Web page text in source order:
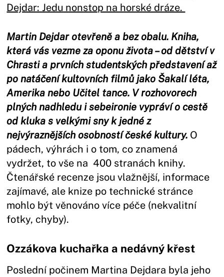
Dejdar: Jedu nonstop na horské dráze.
Martin Dejdar otevřeně a bez obalu. Kniha,
která vás vezme za oponu života – od dětství v
Chrasti a prvních studentských představení až
po natáčení kultovních filmů jako Šakalí léta,
Amerika nebo Učitel tance. V rozhovorech
plných nadhledu i sebeironie vypráví o cestě
od kluka s velkými sny k jedné z
nejvýraznějších osobností české kultury. O
pádech, výhrách i o tom, co znamená
vydržet, to vše na 400 stranách knihy.
Čtenářské recenze jsou vlažnější, informace
zajímavé, ale knize po technické stránce
mohlo být věnováno více péče (nekvalitní
fotky, chyby).
Ozzákova kuchařka a nedávný křest
Poslední počinem Martina Dejdara byla jeho